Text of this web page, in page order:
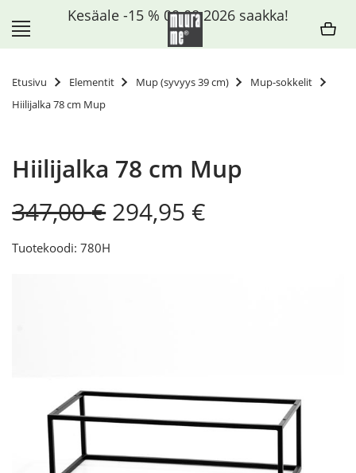
sisältöön
Etusivu Elementit Mup (syvyys 39 cm)
Mup-sokkelit
Hiilijalka 78 cm Mup
Hiilijalka 78 cm Mup
347,00€ Original
price
294,95 €
Tuotekoodi: 780H
Kesäale -15 % 09.08.2026 saakka!